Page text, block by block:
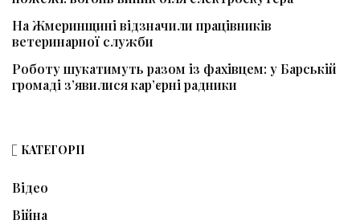
На Жмеринщині відзначили працівників
ветеринарної служби
Роботу шукатимуть разом із фахівцем: у Барській
громаді з’явилися кар’єрні радники
КАТЕГОРІЇ
Відео
Війна